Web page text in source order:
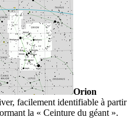
Orion
facilement identifiable à partir
la « Ceinture du géant ».